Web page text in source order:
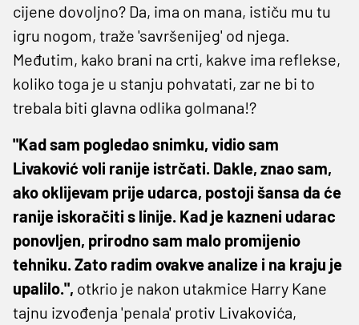
cijene dovoljno? Da, ima on mana, ističu mu tu
igru nogom, traže 'savršenijeg' od njega.
Međutim, kako brani na crti, kakve ima reflekse,
koliko toga je u stanju pohvatati, zar ne bi to
trebala biti glavna odlika golmana!?
"Kad sam pogledao snimku, vidio sam
Livaković voli ranije istrčati. Dakle, znao sam,
ako oklijevam prije udarca, postoji šansa da će
ranije iskoračiti s linije. Kad je kazneni udarac
ponovljen, prirodno sam malo promijenio
tehniku. Zato radim ovakve analize i na kraju je
upalilo.", otkrio je nakon utakmice Harry Kane
tajnu izvođenja 'penala' protiv Livakovića,